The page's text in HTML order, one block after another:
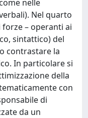
nelle
Nel quarto
forze – operanti ai
sintattico) del
contrastare la
In particolare si
della
con
di
da un